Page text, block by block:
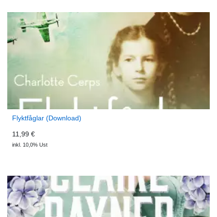
Flyktfåglar (Download)
11,99 €
inkl. 10,0% Ust